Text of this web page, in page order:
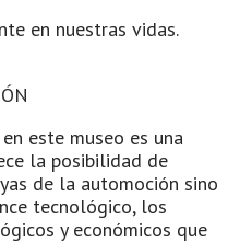
en nuestras vidas.
este museo es una
la posibilidad de
de la automoción sino
tecnológico, los
y económicos que